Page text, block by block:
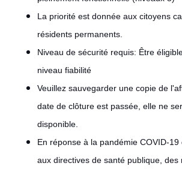
La priorité est donnée aux citoyens
résidents permanents.
Niveau de sécurité requis: Être
niveau fiabilité
Veuillez sauvegarder une copie de
date de clôture est passée, elle ne
disponible.
En réponse à la pandémie COVID-
aux directives de santé publique, des